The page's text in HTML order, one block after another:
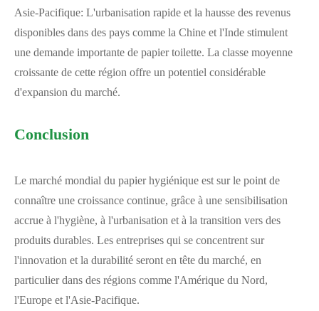
Asie-Pacifique: L'urbanisation rapide et la hausse des revenus
disponibles dans des pays comme la Chine et l'Inde stimulent
une demande importante de papier toilette. La classe moyenne
croissante de cette région offre un potentiel considérable
d'expansion du marché.
Conclusion
Le marché mondial du papier hygiénique est sur le point de
connaître une croissance continue, grâce à une sensibilisation
accrue à l'hygiène, à l'urbanisation et à la transition vers des
produits durables. Les entreprises qui se concentrent sur
l'innovation et la durabilité seront en tête du marché, en
particulier dans des régions comme l'Amérique du Nord,
l'Europe et l'Asie-Pacifique.